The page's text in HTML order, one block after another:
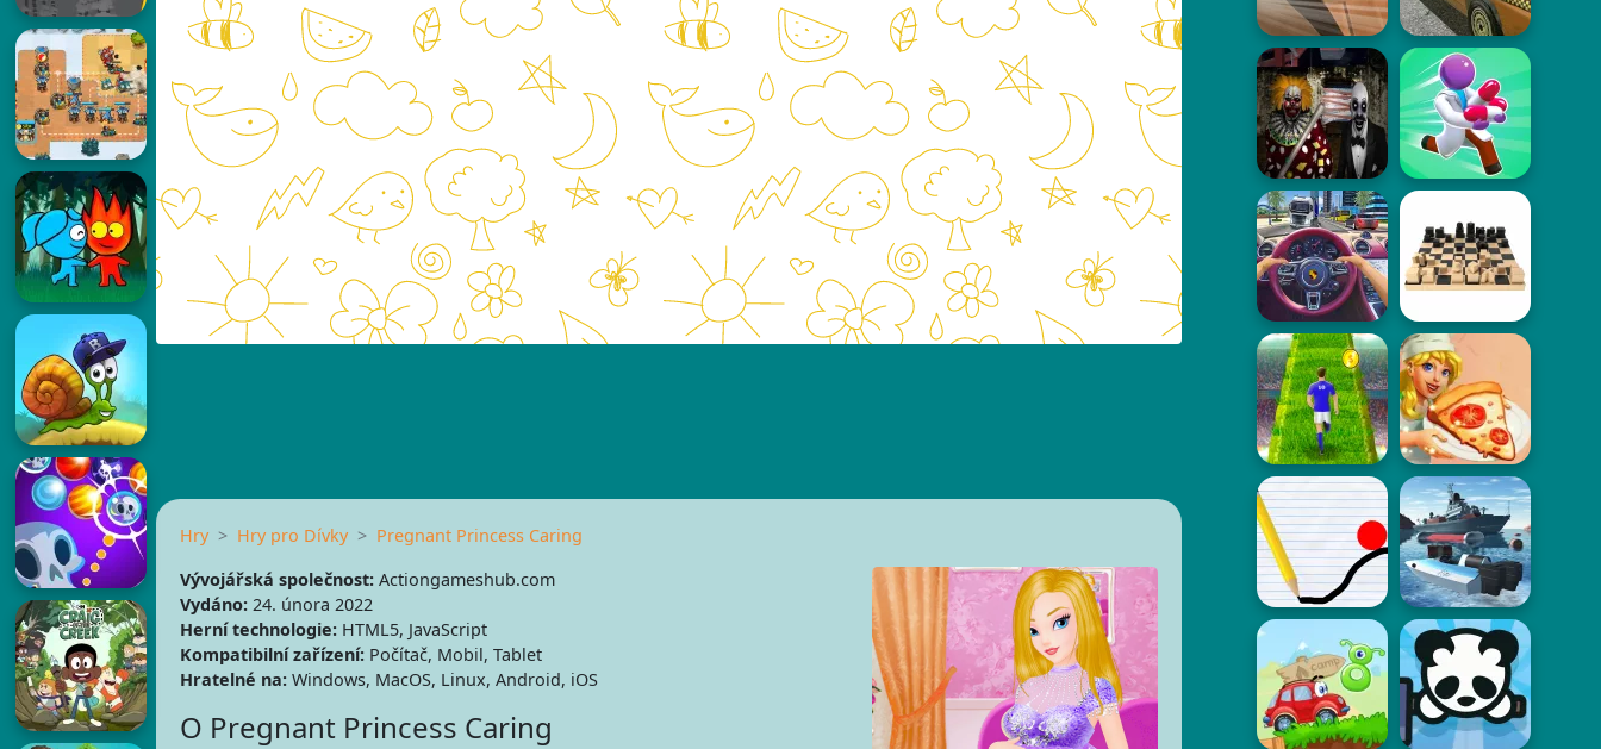
Hry Hry pro Dívky
Pregnant Princess Caring
Vývojářská společnost:Actiongameshub.com
Vydáno:24. února 2022
Herní technologie:HTML5, JavaScript
Kompatibilní zařízení:Počítač, Mobil, Tablet
Hratelné na:Windows, MacOS, Linux, Android, iOS
O Pregnant Princess Caring